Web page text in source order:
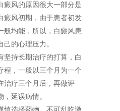
癜风的原因很大一部分是
癜风初期，由于患者初发
般均能，所以，白癜风患
的心理压力。
持长期治疗的打算，白
程，一般以三个月为一个
治疗三个月后，再做评
延误病情。